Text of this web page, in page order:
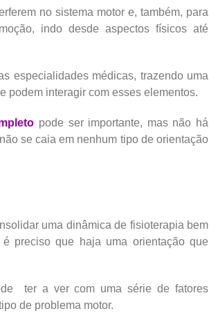
no sistema motor e, também, para
indo desde aspectos físicos até
especialidades médicas, trazendo uma
podem interagir com esses elementos.
pode ser importante, mas não há
se caia em nenhum tipo de orientação
uma dinâmica de fisioterapia bem
preciso que haja uma orientação que
ter a ver com uma série de fatores
de problema motor.